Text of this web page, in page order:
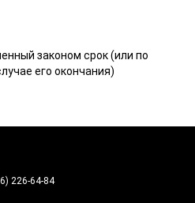
законом срок (или по
его окончания)
226-64-84